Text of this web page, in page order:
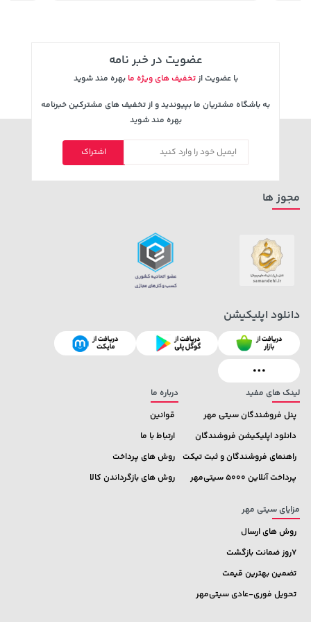
خرید 27,580,000 تومان
141,000 تومان
165,900
خرید 104,880,000 تومان
عضویت در خبر نامه
با عضویت ازتخفیف های ویژه ما بهره مند شوید
به باشگاه مشتریان ما بپیوندید و از تخفیف های مشترکین خبرنامه
بهره مند شوید
اشتراک
لینک های مفید
پنل فروشندگان سیتی مهر
دانلود اپلیکیشن فروشندگان
راهنمای فروشندگان و ثبت تیکت
پرداخت آنلاین 5000 سیتی‌مهر
درباره ما
قوانین
ارتباط با ما
روش های پرداخت
روش های بازگرداندن کالا
مزایای سیتی مهر
روش های ارسال
7روز ضمانت بازگشت
تضمین بهترین قیمت
تحویل فوری-عادی سیتی‌مهر
مجوز ها
دانلود اپلیکیشن